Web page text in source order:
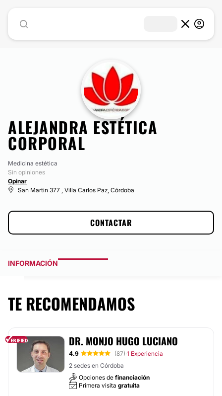
ALEJANDRA ESTÉTICA
CORPORAL
Medicina estética
Sin opiniones
Opinar
San Martin 377 , Villa Carlos Paz, Córdoba
CONTACTAR
INFORMACIÓN
TE RECOMENDAMOS
DR. MONJO HUGO LUCIANO
4.9 (87)·1 Experiencia
2 sedes en Córdoba
Opciones de financiación
Primera visita gratuita